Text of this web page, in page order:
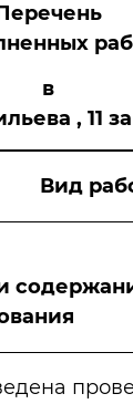
в
, 11
Вид